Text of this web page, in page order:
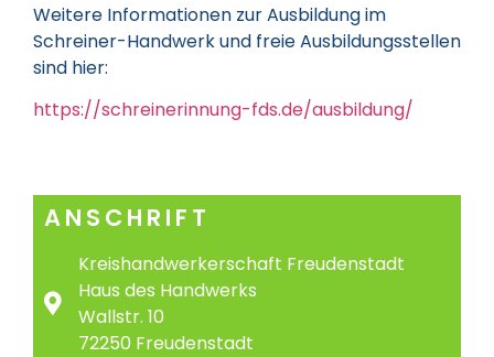
Weitere Informationen zur Ausbildung im
Schreiner-Handwerk und freie Ausbildungsstellen
sind hier:
https://schreinerinnung-fds.de/ausbildung/
ANSCHRIFT
Kreishandwerkerschaft Freudenstadt
Haus des Handwerks
Wallstr. 10
72250 Freudenstadt